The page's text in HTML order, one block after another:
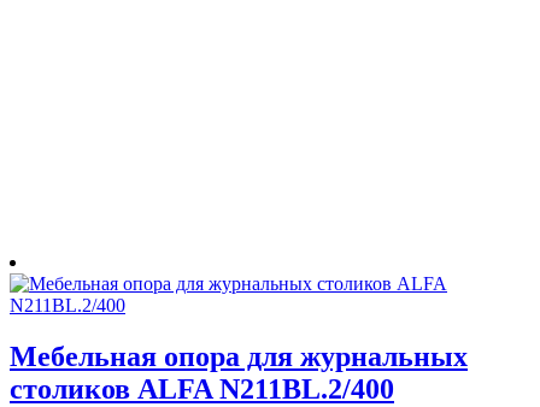
Мебельная опора для журнальных
столиков ALFA N211BL.2/400